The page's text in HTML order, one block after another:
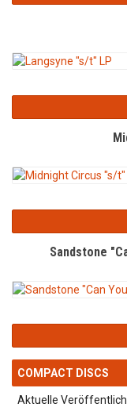
Sandstone
COMPACT DISCS
Aktuelle